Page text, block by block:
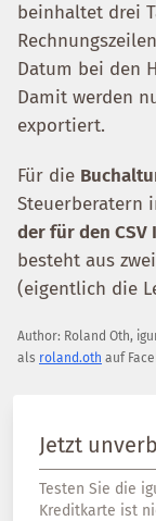
beinhaltet drei
Datum bei den
Damit werden
exportiert.
Für die
Steuerberatern
der für den CSV
besteht aus
(eigentlich die
Author: Roland Oth,
als roland.oth auf
Jetzt
Testen Sie die
Kreditkarte ist